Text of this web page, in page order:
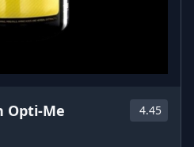
Opti-Me 4.45